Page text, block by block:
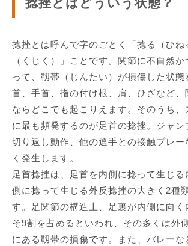
捻挫とは呼んで字のごとく「捻る（ひね
（くじく）」ことです。関節に不自然
って、靱帯（じんたい）が損傷した状態
首、手首、指の付け根、肩、ひざなど、
ならどこでも起こりえます。そのうち、
に最も頻発するのが足首の捻挫。ジャン
切り返し動作、他の選手との接触プレー
く発生します。
足首捻挫は、足首を内側に捻って生じ
側に捻って生じる外反捻挫の大きく2種
す。足関節の構造上、足裏が内側に向く
そ9割を占めるといわれ、その多くは外
にある靱帯の損傷です。また、バレーな